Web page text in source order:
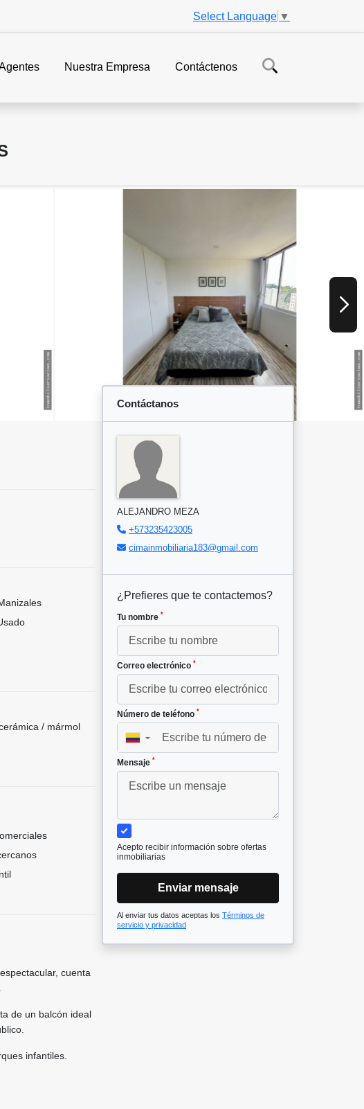
Select Language ▼
Nuestra Empresa Contáctenos
/ mármol
cuenta
de un balcón ideal
infantiles.
Contáctanos
ALEJANDRO MEZA
+573235423005
cimainmobiliaria183@gmail.com
¿Prefieres que te contactemos?
Tu nombre *
Correo electrónico *
Número de teléfono *
▼
Mensaje *
Acepto recibir información sobre ofertas
inmobiliarias
Enviar mensaje
Al enviar tus datos aceptas los Términos de
servicio y privacidad